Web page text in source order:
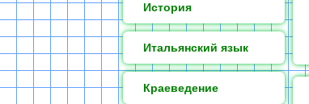
История
Итальянский язык
Краеведение